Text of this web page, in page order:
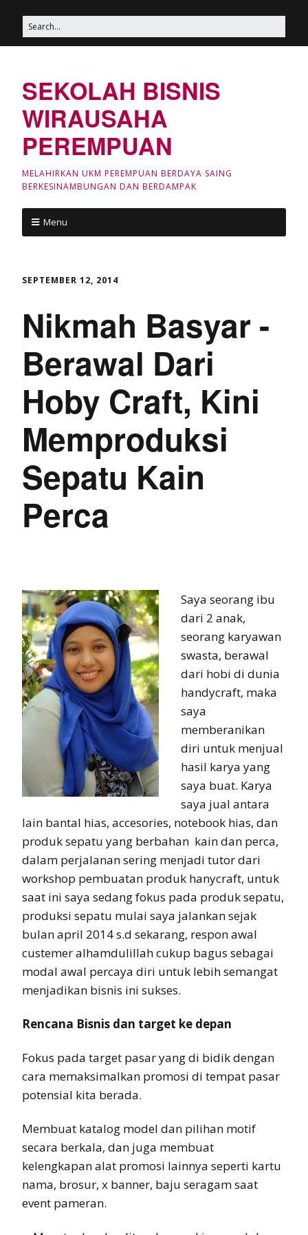
SEKOLAH BISNIS
WIRAUSAHA
PEREMPUAN
MELAHIRKAN UKM PEREMPUAN BERDAYA SAING
BERKESINAMBUNGAN DAN BERDAMPAK
Menu
SEPTEMBER 12, 2014
Nikmah Basyar -
Berawal Dari
Hoby Craft, Kini
Memproduksi
Sepatu Kain
Perca
Saya seorang ibu
dari 2 anak,
seorang karyawan
swasta, berawal
dari hobi di dunia
handycraft, maka
saya
memberanikan
diri untuk menjual
hasil karya yang
saya buat. Karya
saya jual antara
lain bantal hias, accesories, notebook hias, dan
produk sepatu yang berbahan kain dan perca,
dalam perjalanan sering menjadi tutor dari
workshop pembuatan produk hanycraft, untuk
saat ini saya sedang fokus pada produk sepatu,
produksi sepatu mulai saya jalankan sejak
bulan april 2014 s.d sekarang, respon awal
custemer alhamdulillah cukup bagus sebagai
modal awal percaya diri untuk lebih semangat
menjadikan bisnis ini sukses.
Rencana Bisnis dan target ke depan
Fokus pada target pasar yang di bidik dengan
cara memaksimalkan promosi di tempat pasar
potensial kita berada.
Membuat katalog model dan pilihan motif
secara berkala, dan juga membuat
kelengkapan alat promosi lainnya seperti kartu
nama, brosur, x banner, baju seragam saat
event pameran.